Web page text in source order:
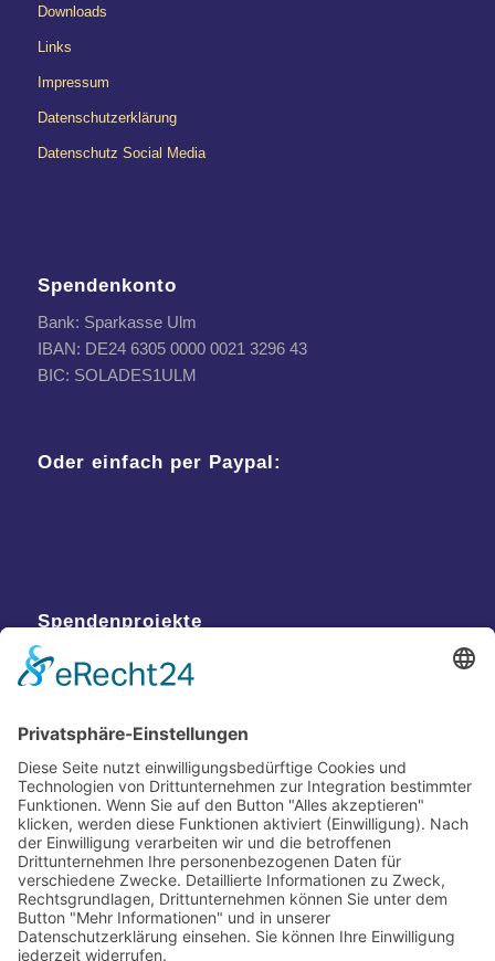
Downloads
Links
Impressum
Datenschutzerklärung
Datenschutz Social Media
Spendenkonto
Bank: Sparkasse Ulm
IBAN: DE24 6305 0000 0021 3296 43
BIC: SOLADES1ULM
Oder einfach per Paypal:
Spendenprojekte
Kontakt
Postanschrift
Traumkatzen e.V.